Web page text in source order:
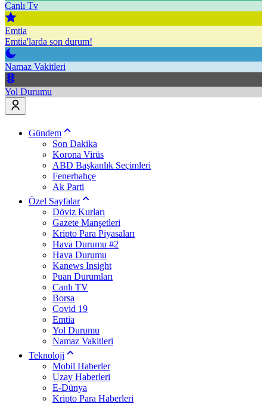
Canlı Tv
Emtia
Emtia'larda son durum!
Namaz Vakitleri
Yol Durumu
Gündem
Son Dakika
Korona Virüs
ABD Başkanlık Seçimleri
Fenerbahçe
Ak Parti
Özel Sayfalar
Döviz Kurları
Gazete Manşetleri
Kripto Para Piyasaları
Hava Durumu #2
Hava Durumu
Kanews Insight
Puan Durumları
Canlı TV
Borsa
Covid 19
Emtia
Yol Durumu
Namaz Vakitleri
Teknoloji
Mobil Haberler
Uzay Haberleri
E-Dünya
Kripto Para Haberleri